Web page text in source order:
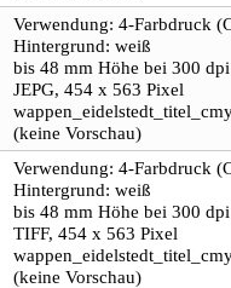
Verwendung: 4-Farbdruck
Hintergrund: weiß
bis 48 mm Höhe bei 300 dpi
JEPG, 454 x 563 Pixel
(keine Vorschau)
Verwendung: 4-Farbdruck
Hintergrund: weiß
bis 48 mm Höhe bei 300 dpi
TIFF, 454 x 563 Pixel
(keine Vorschau)